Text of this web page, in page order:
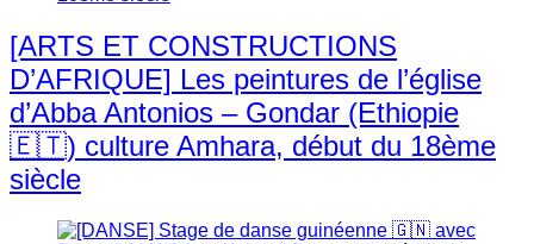
[ARTS ET CONSTRUCTIONS
D’AFRIQUE] Les peintures de l’église
d’Abba Antonios – Gondar (Ethiopie
🇪🇹) culture Amhara, début du 18ème
siècle